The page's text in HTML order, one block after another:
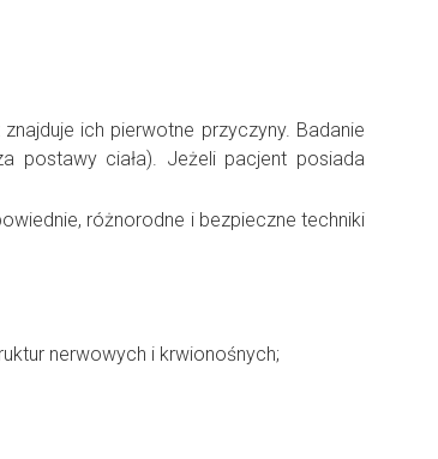
ich pierwotne przyczyny. Badanie
postawy ciała). Jeżeli pacjent posiada
różnorodne i bezpieczne techniki
nerwowych i krwionośnych;